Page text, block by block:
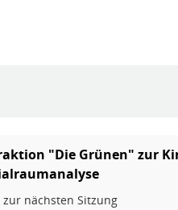
"Die Grünen" zur
nächsten Sitzung